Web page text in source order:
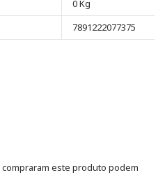
0 Kg
7891222077375
este produto podem